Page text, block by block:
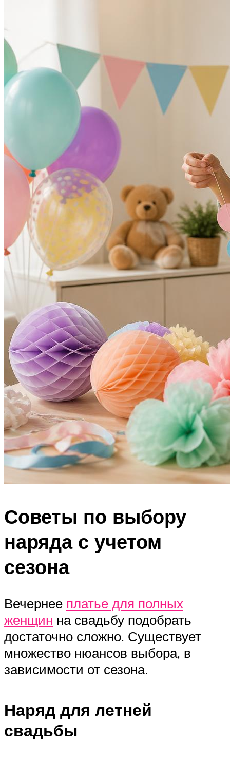
Советы по выбору
наряда с учетом
сезона
Вечернее платье для полных
женщин на свадьбу подобрать
достаточно сложно. Существует
множество нюансов выбора, в
зависимости от сезона.
Наряд для летней
свадьбы